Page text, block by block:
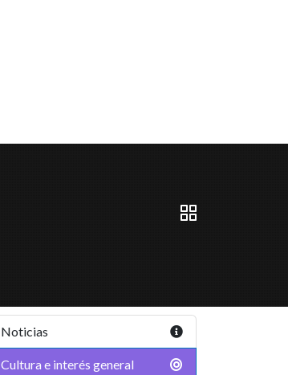
Noticias
Cultura e interés general